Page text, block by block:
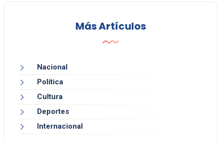
Más Artículos
Nacional
Política
Cultura
Deportes
Internacional